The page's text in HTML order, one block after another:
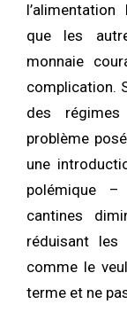
que les
monnaie
complication.
des
problème
une
polémique
cantines
réduisant les
comme le
terme et ne